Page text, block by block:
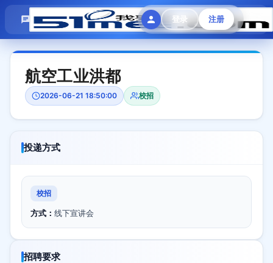
登录 注册
模拟面试 题目大全 招聘中心 会员专区
航空工业洪都
2026-06-21 18:50:00 校招
投递方式
校招
方式： 线下宣讲会
招聘要求